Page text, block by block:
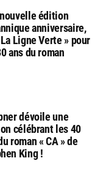
édition
anniversaire,
Ligne Verte » pour
ans du roman
dévoile une
célébrant les 40
roman « CA » de
King !